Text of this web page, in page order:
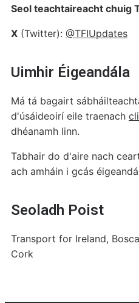
Seol teachtaireacht chuig
X (Twitter): @TFIUpdates
Uimhir Éigeandála
Má tá bagairt
d'úsáideoirí eile traenach
dhéanamh linn.
Tabhair do d'aire nach
ach amháin i gcás
Seoladh Poist
Transport for Ireland,
Cork